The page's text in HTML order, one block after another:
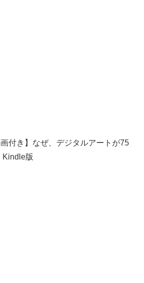
付き】なぜ、デジタルアートが75
Kindle版